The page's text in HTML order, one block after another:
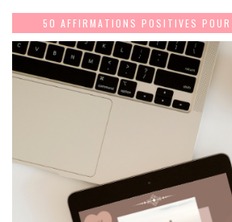
50 AFFIRMATIONS POSITIVES POUR